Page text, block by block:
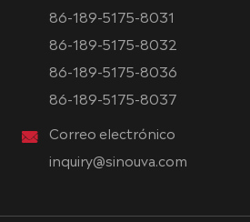
86-189-5175-8031
86-189-5175-8032
86-189-5175-8036
86-189-5175-8037
Correo electrónico
inquiry@sinouva.com